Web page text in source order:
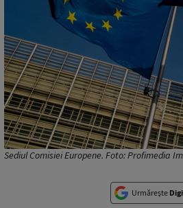
Sediul Comisiei Europene. Foto: Profimedia
Urmărește